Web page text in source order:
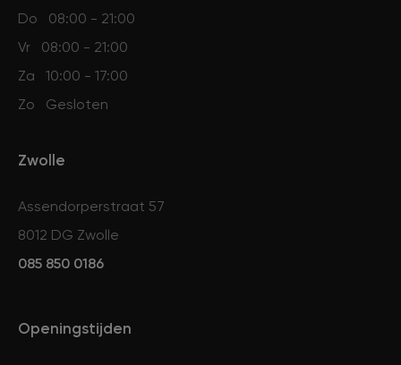
Do
08:00 - 21:00
Vr
08:00 - 21:00
Za
10:00 - 17:00
Zo
Gesloten
Zwolle
Assendorperstraat 57
8012 DG Zwolle
085 850 0186
Openingstijden